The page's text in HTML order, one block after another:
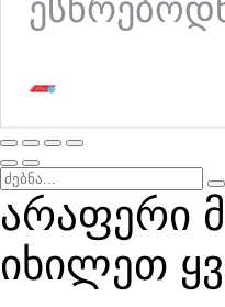
არაფერი
იხილეთ